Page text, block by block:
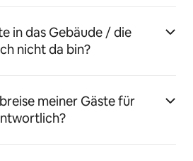
in das Gebäude / die
nicht da bin?
meiner Gäste für